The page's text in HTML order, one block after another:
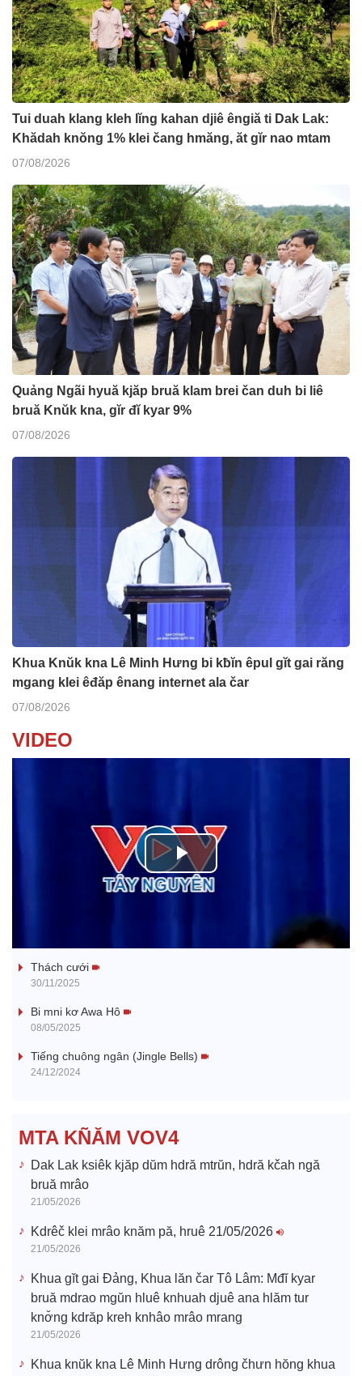
Tui duah klang kleh lĭng kahan djiê êngiă ti Dak Lak:
Khădah knŏng 1% klei čang hmăng, ăt gĭr nao mtam
07/08/2026
Quảng Ngãi hyuă kjăp bruă klam brei čan duh bi liê
bruă Knŭk kna, gĭr đĭ kyar 9%
07/08/2026
Khua Knŭk kna Lê Minh Hưng bi kƀĭn êpul gĭt gai răng
mgang klei êđăp ênang internet ala čar
07/08/2026
VIDEO
P
a
i
o
Thách cưới
30/11/2025
Bi mni kơ Awa Hô
08/05/2025
Tiếng chuông ngân (Jingle Bells)
24/12/2024
MTA KÑĂM VOV4
Dak Lak ksiêk kjăp dŭm hdră mtrŭn, hdră kčah ngă
bruă mrâo
21/05/2026
Kdrêč klei mrâo knăm pă, hruê 21/05/2026
21/05/2026
Khua gĭt gai Đảng, Khua lăn čar Tô Lâm: Mđĭ kyar
bruă mdrao mgŭn hluê knhuah djuê ana hlăm tur
knơ̆ng kdrăp kreh knhâo mrâo mrang
21/05/2026
Khua knŭk kna Lê Minh Hưng drông čhưn hŏng khua